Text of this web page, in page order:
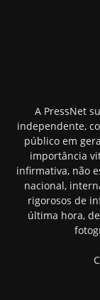
A PressNet
independente,
público em
importância
infirmativa, não
nacional,
rigorosos de
última hora,